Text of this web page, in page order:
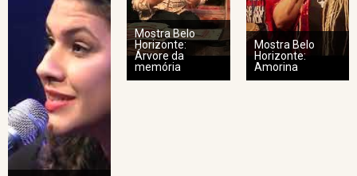
Mostra Belo
Horizonte:
Árvore da
memória
Mostra Belo
Horizonte:
Amorina